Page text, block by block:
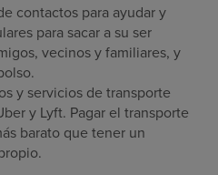
contactos para ayudar y
para sacar a su ser
vecinos y familiares, y
y servicios de transporte
y Lyft. Pagar el transporte
barato que tener un